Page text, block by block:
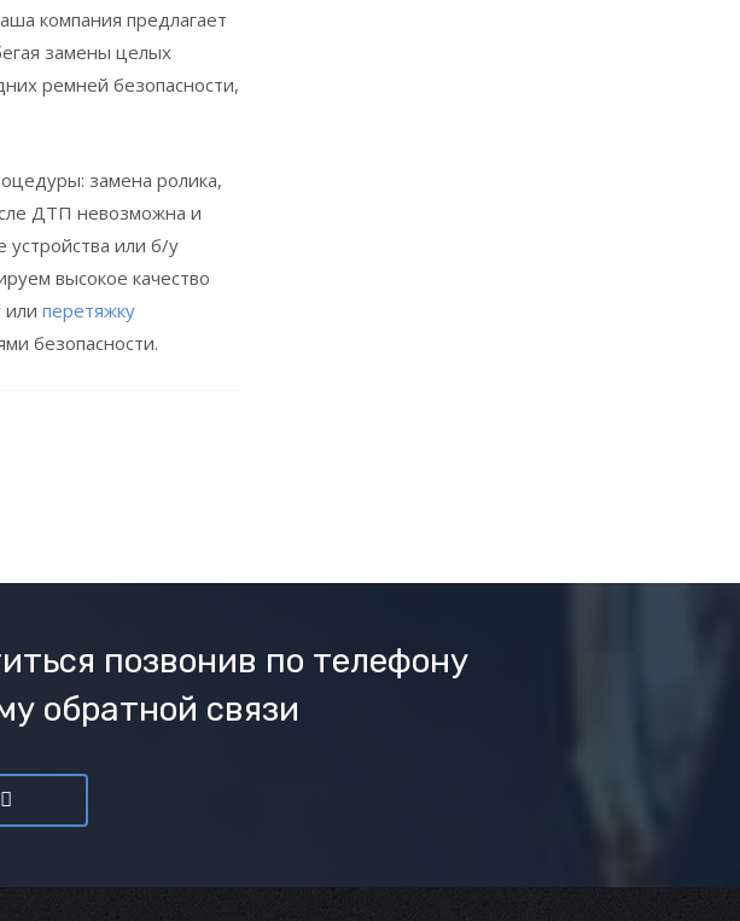
компания предлагает
замены целых
ремней безопасности,
замена ролика,
ДТП невозможна и
устройства или б/у
высокое качество
или перетяжку
безопасности.
позвонив по телефону
обратной связи